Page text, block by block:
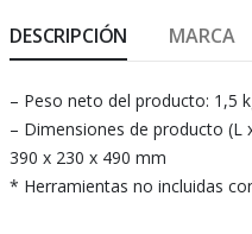
DESCRIPCIÓN MARCA
– Peso neto del producto: 1,5
– Dimensiones de producto (L
390 x 230 x 490 mm
* Herramientas no incluidas